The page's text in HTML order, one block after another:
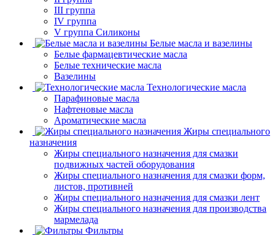
III группа
IV группа
V группа Силиконы
Белые масла и вазелины
Белые фармацевтические масла
Белые технические масла
Вазелины
Технологические масла
Парафиновые масла
Нафтеновые масла
Ароматические масла
Жиры специального
назначения
Жиры специального назначения для смазки
подвижных частей оборудования
Жиры специального назначения для смазки форм,
листов, противней
Жиры специального назначения для смазки лент
Жиры специального назначения для производства
мармелада
Фильтры